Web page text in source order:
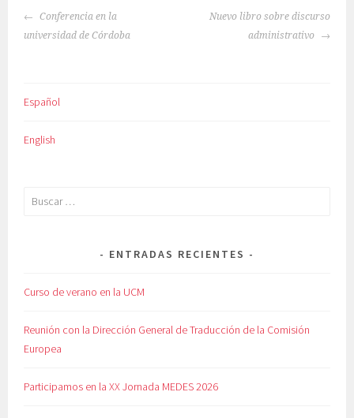
NAVEGACIÓN
DE
Conferencia en la
universidad de Córdoba
Nuevo libro sobre discurso
administrativo
Español
English
Buscar:
ENTRADAS RECIENTES
Curso de verano en la UCM
Reunión con la Dirección General de Traducción de la Comisión
Europea
Participamos en la XX Jornada MEDES 2026